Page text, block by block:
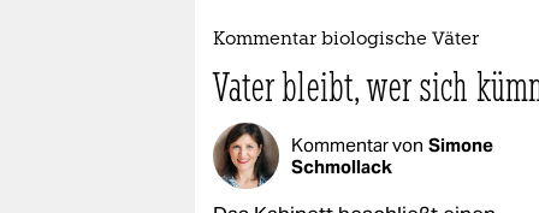
Kommentar biologische Väter
Vater bleibt, wer sich
Kommentar von Simone
Schmollack